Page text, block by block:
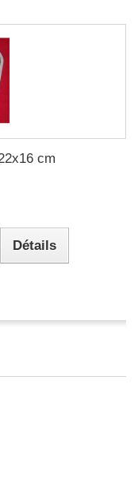
cm
Détails